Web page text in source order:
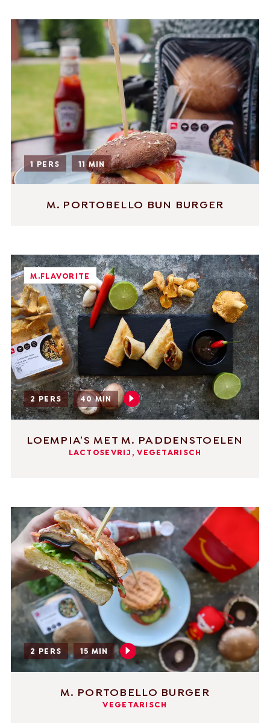
1 PERS 11 MIN
M. PORTOBELLO BUN BURGER
M.FLAVORITE
2 PERS 40 MIN
LOEMPIA’S MET M. PADDENSTOELEN
LACTOSEVRIJ, VEGETARISCH
2 PERS 15 MIN
M. PORTOBELLO BURGER
VEGETARISCH